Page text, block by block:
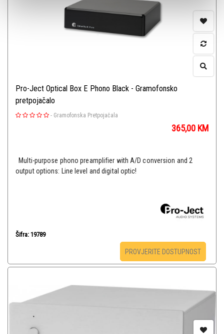
Pro-Ject Optical Box E Phono Black - Gramofonsko
pretpojačalo
- Gramofonska Pretpojačala
365,00 KM
Multi-purpose phono preamplifier with A/D conversion and 2
output options: Line level and digital optic!
Šifra: 19789
PROVJERITE DOSTUPNOST